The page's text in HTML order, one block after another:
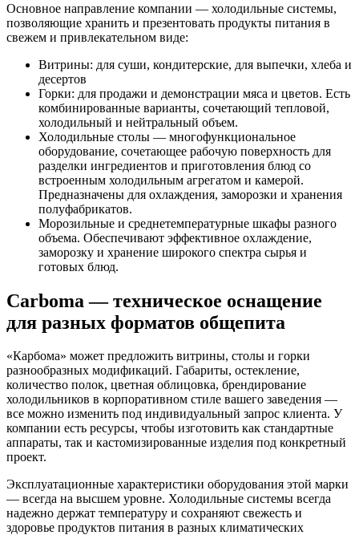
Основное направление компании — холодильные системы,
позволяющие хранить и презентовать продукты питания в
свежем и привлекательном виде:
Витрины: для суши, кондитерские, для выпечки, хлеба и
десертов
Горки: для продажи и демонстрации мяса и цветов. Есть
комбинированные варианты, сочетающий тепловой,
холодильный и нейтральный объем.
Холодильные столы — многофункциональное
оборудование, сочетающее рабочую поверхность для
разделки ингредиентов и приготовления блюд со
встроенным холодильным агрегатом и камерой.
Предназначены для охлаждения, заморозки и хранения
полуфабрикатов.
Морозильные и среднетемпературные шкафы разного
объема. Обеспечивают эффективное охлаждение,
заморозку и хранение широкого спектра сырья и
готовых блюд.
Carboma — техническое оснащение
для разных форматов общепита
«Карбома» может предложить витрины, столы и горки
разнообразных модификаций. Габариты, остекление,
количество полок, цветная облицовка, брендирование
холодильников в корпоративном стиле вашего заведения —
все можно изменить под индивидуальный запрос клиента. У
компании есть ресурсы, чтобы изготовить как стандартные
аппараты, так и кастомизированные изделия под конкретный
проект.
Эксплуатационные характеристики оборудования этой марки
— всегда на высшем уровне. Холодильные системы всегда
надежно держат температуру и сохраняют свежесть и
здоровье продуктов питания в разных климатических